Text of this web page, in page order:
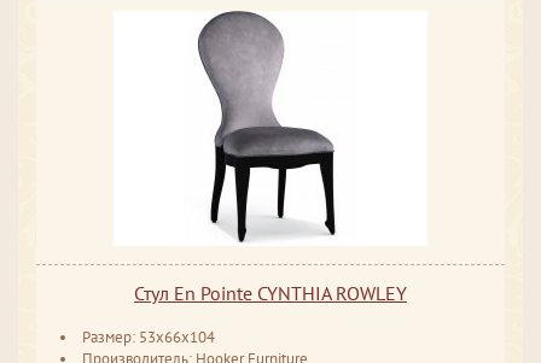
Стул En Pointe CYNTHIA ROWLEY
Размер: 53x66x104